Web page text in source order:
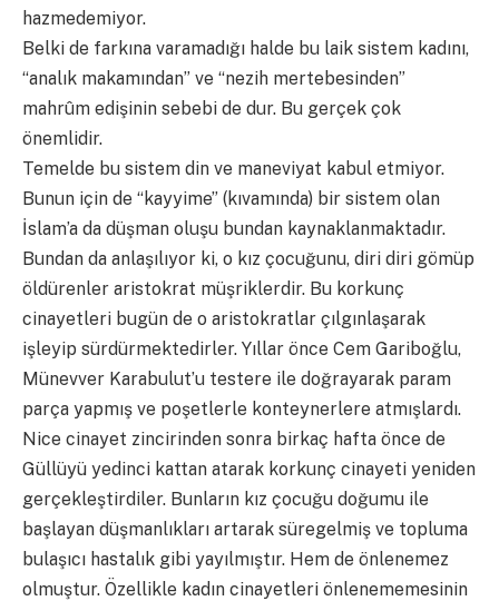
hazmedemiyor.
Belki de farkına varamadığı halde bu laik sistem kadını,
“analık makamından” ve “nezih mertebesinden”
mahrûm edişinin sebebi de dur. Bu gerçek çok
önemlidir.
Temelde bu sistem din ve maneviyat kabul etmiyor.
Bunun için de “kayyime” (kıvamında) bir sistem olan
İslam’a da düşman oluşu bundan kaynaklanmaktadır.
Bundan da anlaşılıyor ki, o kız çocuğunu, diri diri gömüp
öldürenler aristokrat müşriklerdir. Bu korkunç
cinayetleri bugün de o aristokratlar çılgınlaşarak
işleyip sürdürmektedirler. Yıllar önce Cem Gariboğlu,
Münevver Karabulut’u testere ile doğrayarak param
parça yapmış ve poşetlerle konteynerlere atmışlardı.
Nice cinayet zincirinden sonra birkaç hafta önce de
Güllüyü yedinci kattan atarak korkunç cinayeti yeniden
gerçekleştirdiler. Bunların kız çocuğu doğumu ile
başlayan düşmanlıkları artarak süregelmiş ve topluma
bulaşıcı hastalık gibi yayılmıştır. Hem de önlenemez
olmuştur. Özellikle kadın cinayetleri önlenememesinin